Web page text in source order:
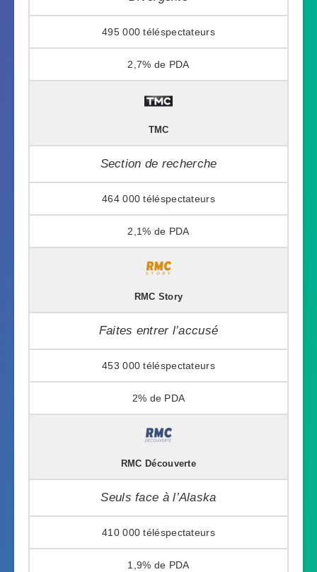
495 000
2,7%
TMC
Section de recherche
464 000
2,1%
RMC Story
Faites entrer l’accusé
453 000
2%
RMC Découverte
Seuls face à l’Alaska
410 000
1,9%